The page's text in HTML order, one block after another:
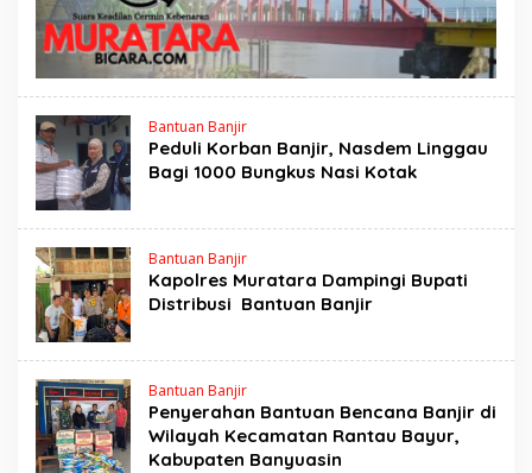
Bantuan Banjir
Peduli Korban Banjir, Nasdem Linggau
Bagi 1000 Bungkus Nasi Kotak
Bantuan Banjir
Kapolres Muratara Dampingi Bupati
Distribusi Bantuan Banjir
Bantuan Banjir
Penyerahan Bantuan Bencana Banjir di
Wilayah Kecamatan Rantau Bayur,
Kabupaten Banyuasin